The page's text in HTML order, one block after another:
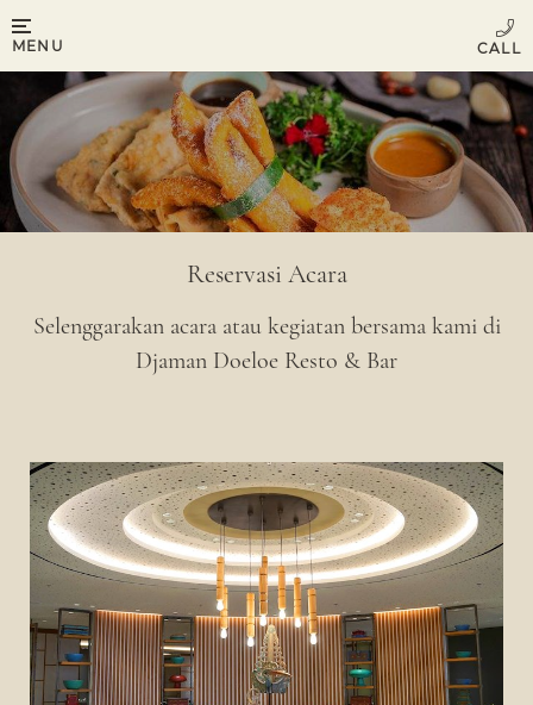
MENU
Reservasi Acara
Selenggarakan acara atau kegiatan bersama kami di
Djaman Doeloe Resto & Bar